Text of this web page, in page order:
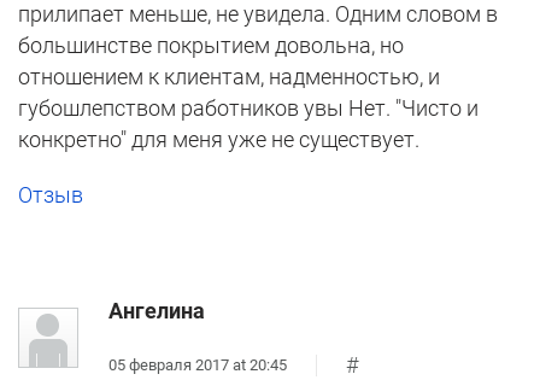
прилипает меньше, не увидела. Одним словом в
большинстве покрытием довольна, но
отношением к клиентам, надменностью, и
губошлепством работников увы Нет. "Чисто и
конкретно" для меня уже не существует.
Отзыв
Ангелина
05 февраля 2017 at 20:45
#